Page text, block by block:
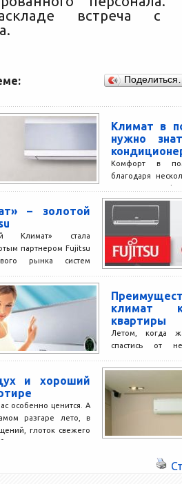
встреча с
Климат в
нужно
Комфорт в
благодаря
таких
воздух. Для того,
– золотой
Климат» стала
партнером Fujitsu
рынка систем
климат
квартиры
Летом, когда
спастись от
всегда можно
и хороший
особенно ценится. А
разгаре лето, в
глоток свежего